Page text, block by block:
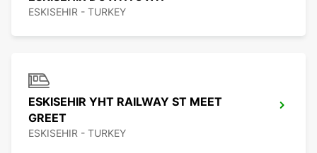
ESKISEHIR - TURKEY
ESKISEHIR YHT RAILWAY ST MEET
GREET
ESKISEHIR - TURKEY